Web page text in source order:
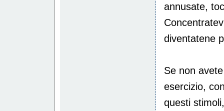
annusate,
diventatene
Se non
esercizio,
questi